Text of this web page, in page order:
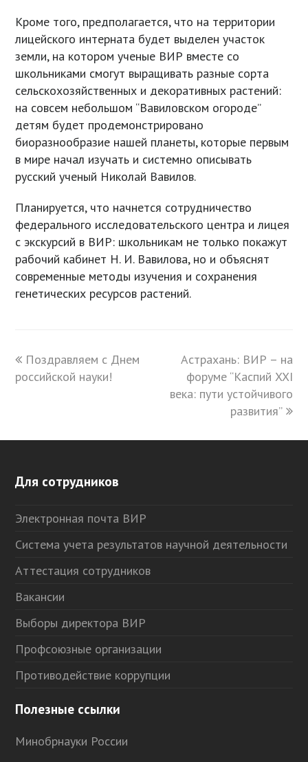
Кроме того, предполагается, что на территории
лицейского интерната будет выделен участок
земли, на котором ученые ВИР вместе со
школьниками смогут выращивать разные сорта
сельскохозяйственных и декоративных растений:
на совсем небольшом “Вавиловском огороде”
детям будет продемонстрировано
биоразнообразие нашей планеты, которые первым
в мире начал изучать и системно описывать
русский ученый Николай Вавилов.
Планируется, что начнется сотрудничество
федерального исследовательского центра и лицея
с экскурсий в ВИР: школьникам не только покажут
рабочий кабинет Н. И. Вавилова, но и объяснят
современные методы изучения и сохранения
генетических ресурсов растений.
previous
post:
Поздравляем с Днем
российской науки!
next
post:
Астрахань: ВИР – на
форуме “Каспий XXI
века: пути устойчивого
развития”
Для сотрудников
Электронная почта ВИР
Система учета результатов научной деятельности
Аттестация сотрудников
Вакансии
Выборы директора ВИР
Профсоюзные организации
Противодействие коррупции
Полезные ссылки
Минобрнауки России